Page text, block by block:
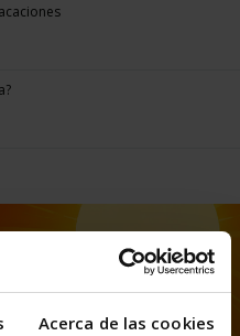
Acerca de las cookies